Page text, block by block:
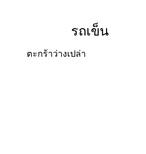
รถเข็น
ตะกร้าว่างเปล่า